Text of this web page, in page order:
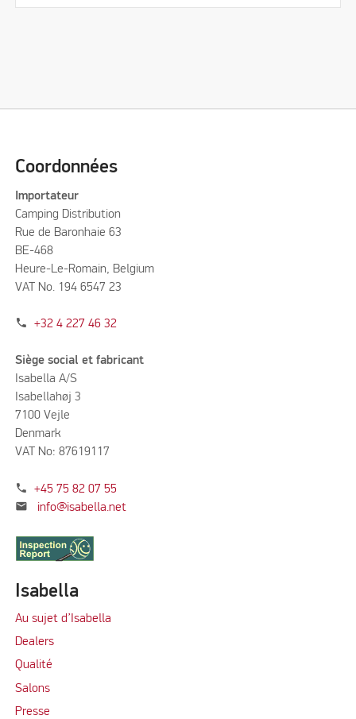
Coordonnées
Importateur
Camping Distribution
Rue de Baronhaie 63
BE-468
Heure-Le-Romain, Belgium
VAT No. 194 6547 23
phone +32 4 227 46 32
Siège social et fabricant
Isabella A/S
Isabellahøj 3
7100 Vejle
Denmark
VAT No: 87619117
phone +45 75 82 07 55
mail info@isabella.net
Isabella
Au sujet d’Isabella
Dealers
Qualité
Salons
Presse